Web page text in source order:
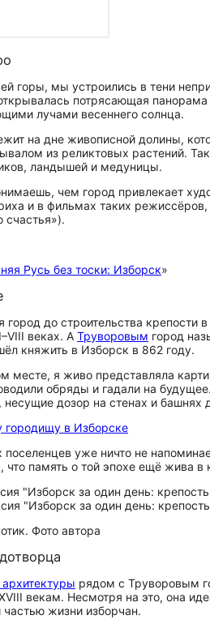
горы, мы устроились в тени
потрясающая
лучами весеннего солнца.
на дне живописной долины,
из реликтовых растений.
ландышей и медуницы.
чем город привлекает
и в фильмах таких
счастья»).
Русь без тоски: Изборск»
город до строительства
веках. А Труворовым город
княжить в Изборск в 862 году.
месте, я живо представляла
обряды и гадали на
дозор на стенах и башнях
городищу в Изборске
уже ничто не
что память о той эпохе ещё жива
Фото автора
рядом с Труворовым
векам. Несмотря на это, она
жизни изборчан.